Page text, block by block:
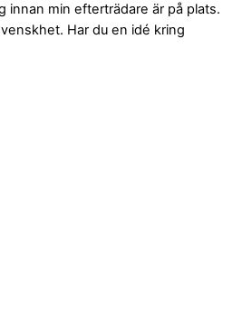
innan min efterträdare är på plats.
Har du en idé kring